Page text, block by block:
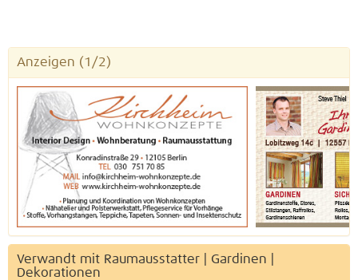
Anzeigen (1/2)
Verwandt mit Raumausstatter | Gardinen |
Dekorationen